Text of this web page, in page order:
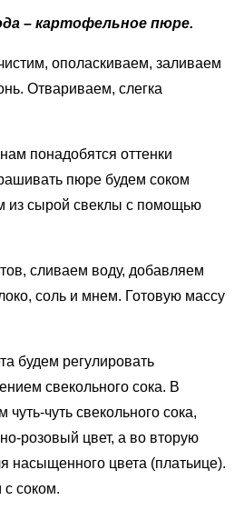
– картофельное пюре.
ополаскиваем, заливаем
Отвариваем, слегка
понадобятся оттенки
пюре будем соком
из сырой свеклы с помощью
сливаем воду, добавляем
соль и мнем. Готовую массу
будем регулировать
свекольного сока. В
чуть свекольного сока,
розовый цвет, а во вторую
насыщенного цвета (платьице).
соком.